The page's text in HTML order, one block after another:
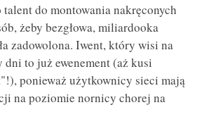
do montowania nakręconych
żeby bezgłowa, miliardooka
zadowolona. Iwent, który wisi na
dni to już ewenement (aż kusi
ponieważ użytkownicy sieci mają
na poziomie nornicy chorej na